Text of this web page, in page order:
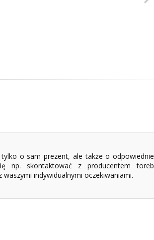
o sam prezent, ale także o odpowiednie
np. skontaktować z producentem toreb
indywidualnymi oczekiwaniami.